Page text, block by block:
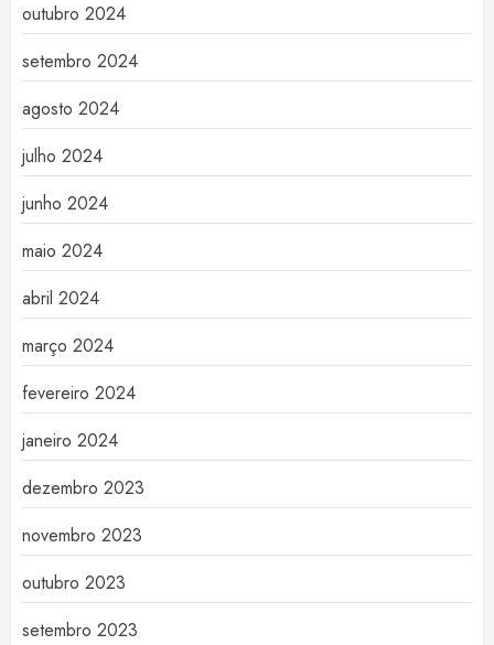
outubro 2024
setembro 2024
agosto 2024
julho 2024
junho 2024
maio 2024
abril 2024
março 2024
fevereiro 2024
janeiro 2024
dezembro 2023
novembro 2023
outubro 2023
setembro 2023